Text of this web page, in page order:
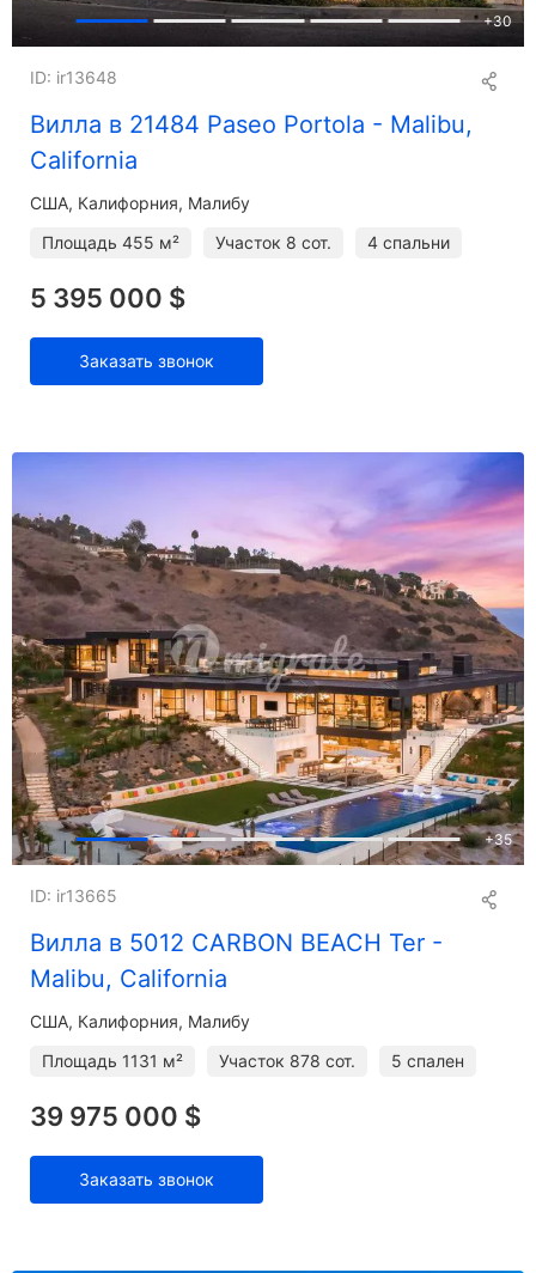
+30
Вилла в 21484 Paseo Portola - Malibu,
California
ID: ir13648
США, Калифорния, Малибу
Площадь 455 м² Участок 8 сот. 4 спальни
5 395 000 $
Заказать звонок
+35
Вилла в 5012 CARBON BEACH Ter -
Malibu, California
ID: ir13665
США, Калифорния, Малибу
Площадь 1131 м² Участок 878 сот. 5 спален
39 975 000 $
Заказать звонок